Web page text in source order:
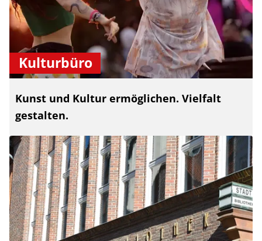
Kulturbüro
Kunst und Kultur ermöglichen. Vielfalt
gestalten.